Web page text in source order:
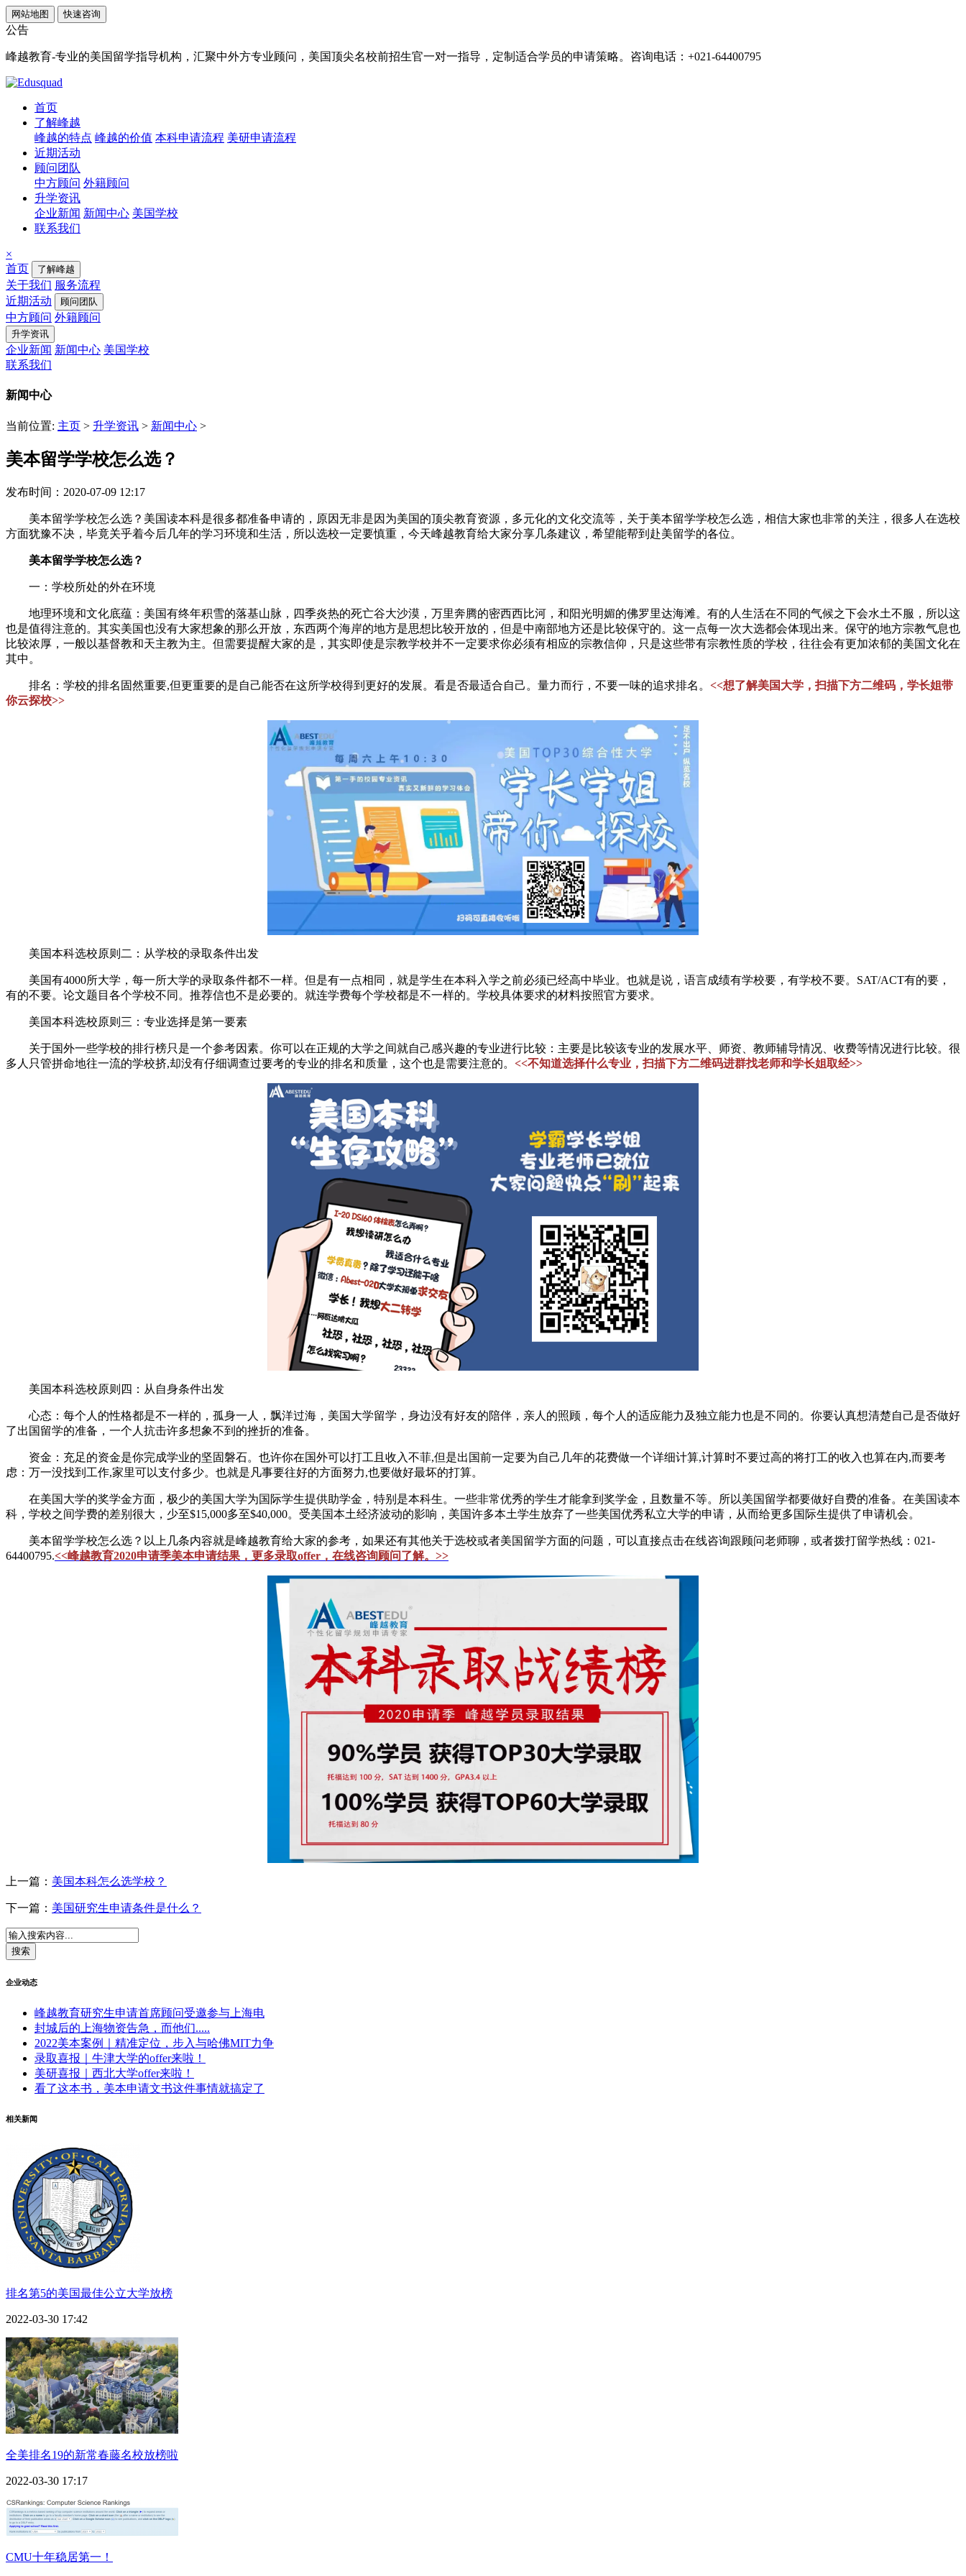
网站地图 快速咨询
公告
峰越教育-专业的美国留学指导机构，汇聚中外方专业顾问，美国顶尖名校前招生官一对一指导，定制适合学员的申请策略。咨询电话：+021-64400795
首页
了解峰越
峰越的特点 峰越的价值 本科申请流程 美研申请流程
近期活动
顾问团队
中方顾问 外籍顾问
升学资讯
企业新闻 新闻中心 美国学校
联系我们
×
首页
了解峰越
关于我们 服务流程
近期活动
顾问团队
中方顾问 外籍顾问
升学资讯
企业新闻 新闻中心 美国学校
联系我们
新闻中心
当前位置: 主页 > 升学资讯 > 新闻中心 >
美本留学学校怎么选？
发布时间：2020-07-09 12:17
美本留学学校怎么选？美国读本科是很多都准备申请的，原因无非是因为美国的顶尖教育资源，多元化的文化交流等，关于美本留学学校怎么选，相信大家也非常的关注，很多人在选校
方面犹豫不决，毕竟关乎着今后几年的学习环境和生活，所以选校一定要慎重，今天峰越教育给大家分享几条建议，希望能帮到赴美留学的各位。
美本留学学校怎么选？
一：学校所处的外在环境
地理环境和文化底蕴：美国有终年积雪的落基山脉，四季炎热的死亡谷大沙漠，万里奔腾的密西西比河，和阳光明媚的佛罗里达海滩。有的人生活在不同的气候之下会水土不服，所以这
也是值得注意的。其实美国也没有大家想象的那么开放，东西两个海岸的地方是思想比较开放的，但是中南部地方还是比较保守的。这一点每一次大选都会体现出来。保守的地方宗教气息也
比较浓厚，一般以基督教和天主教为主。但需要提醒大家的是，其实即使是宗教学校并不一定要求你必须有相应的宗教信仰，只是这些带有宗教性质的学校，往往会有更加浓郁的美国文化在
其中。
排名：学校的排名固然重要,但更重要的是自己能否在这所学校得到更好的发展。看是否最适合自己。量力而行，不要一味的追求排名。 <<想了解美国大学，扫描下方二维码，学长姐带
你云探校>>
美国本科选校原则二：从学校的录取条件出发
美国有4000所大学，每一所大学的录取条件都不一样。但是有一点相同，就是学生在本科入学之前必须已经高中毕业。也就是说，语言成绩有学校要，有学校不要。SAT/ACT有的要，
有的不要。论文题目各个学校不同。推荐信也不是必要的。就连学费每个学校都是不一样的。学校具体要求的材料按照官方要求。
美国本科选校原则三：专业选择是第一要素
关于国外一些学校的排行榜只是一个参考因素。你可以在正规的大学之间就自己感兴趣的专业进行比较：主要是比较该专业的发展水平、师资、教师辅导情况、收费等情况进行比较。很
多人只管拼命地往一流的学校挤,却没有仔细调查过要考的专业的排名和质量，这个也是需要注意的。 <<不知道选择什么专业，扫描下方二维码进群找老师和学长姐取经>>
美国本科选校原则四：从自身条件出发
心态：每个人的性格都是不一样的，孤身一人，飘洋过海，美国大学留学，身边没有好友的陪伴，亲人的照顾，每个人的适应能力及独立能力也是不同的。你要认真想清楚自己是否做好
了出国留学的准备，一个人抗击许多想象不到的挫折的准备。
资金：充足的资金是你完成学业的坚固磐石。也许你在国外可以打工且收入不菲,但是出国前一定要为自己几年的花费做一个详细计算,计算时不要过高的将打工的收入也算在内,而要考
虑：万一没找到工作,家里可以支付多少。也就是凡事要往好的方面努力,也要做好最坏的打算。
在美国大学的奖学金方面，极少的美国大学为国际学生提供助学金，特别是本科生。一些非常优秀的学生才能拿到奖学金，且数量不等。所以美国留学都要做好自费的准备。在美国读本
科，学校之间学费的差别很大，少至$15,000多至$40,000。受美国本土经济波动的影响，美国许多本土学生放弃了一些美国优秀私立大学的申请，从而给更多国际生提供了申请机会。
美本留学学校怎么选？以上几条内容就是峰越教育给大家的参考，如果还有其他关于选校或者美国留学方面的问题，可以直接点击在线咨询跟顾问老师聊，或者拨打留学热线：021-
64400795.<<峰越教育2020申请季美本申请结果，更多录取offer，在线咨询顾问了解。>>
上一篇： 美国本科怎么选学校？
下一篇： 美国研究生申请条件是什么？
企业动态
峰越教育研究生申请首席顾问受邀参与上海电
封城后的上海物资告急，而他们.....
2022美本案例｜精准定位，步入与哈佛MIT力争
录取喜报｜牛津大学的offer来啦！
美研喜报｜西北大学offer来啦！
看了这本书，美本申请文书这件事情就搞定了
相关新闻
排名第5的美国最佳公立大学放榜
2022-03-30 17:42
全美排名19的新常春藤名校放榜啦
2022-03-30 17:17
CMU十年稳居第一！